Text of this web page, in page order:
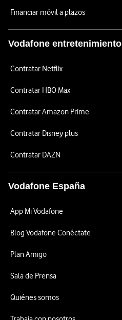
Financiar móvil a plazos
Vodafone entretenimiento
Contratar Netflix
Contratar HBO Max
Contratar Amazon Prime
Contratar Disney plus
Contratar DAZN
Vodafone España
App Mi Vodafone
Blog Vodafone Conéctate
Plan Amigo
Sala de Prensa
Quiénes somos